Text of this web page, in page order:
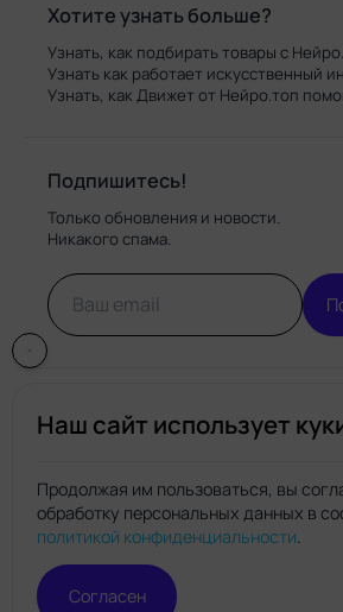
Хотите узнать больше?
Узнать, как подбирать товары с
Узнать как работает искусственный
Узнать, как Движет от Нейро.топ
Подпишитесь!
Только обновления и новости.
Никакого спама.
Нейро.топ
© Нейро.топ 2026. Все права защищены.
Политика конфиденциальности
сайтом
Наш сайт использует
Продолжая им пользоваться, вы
обработку персональных данных в
политикой конфиденциальности.
Согласен